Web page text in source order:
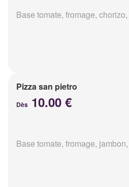
Base tomate, fromage,
Pizza san pietro
Dès 10.00 €
Base tomate, fromage,